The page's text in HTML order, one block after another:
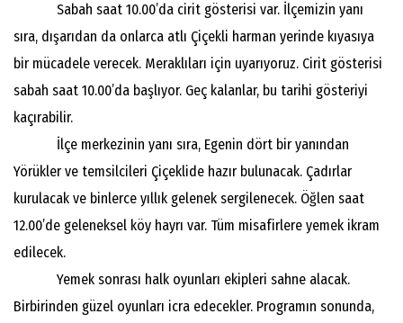
Sabah saat 10.00’da cirit gösterisi var. İlçemizin yanı
sıra, dışarıdan da onlarca atlı Çiçekli harman yerinde kıyasıya
bir mücadele verecek. Meraklıları için uyarıyoruz. Cirit gösterisi
sabah saat 10.00’da başlıyor. Geç kalanlar, bu tarihi gösteriyi
kaçırabilir.
İlçe merkezinin yanı sıra, Egenin dört bir yanından
Yörükler ve temsilcileri Çiçeklide hazır bulunacak. Çadırlar
kurulacak ve binlerce yıllık gelenek sergilenecek. Öğlen saat
12.00’de geleneksel köy hayrı var. Tüm misafirlere yemek ikram
edilecek.
Yemek sonrası halk oyunları ekipleri sahne alacak.
Birbirinden güzel oyunları icra edecekler. Programın sonunda,